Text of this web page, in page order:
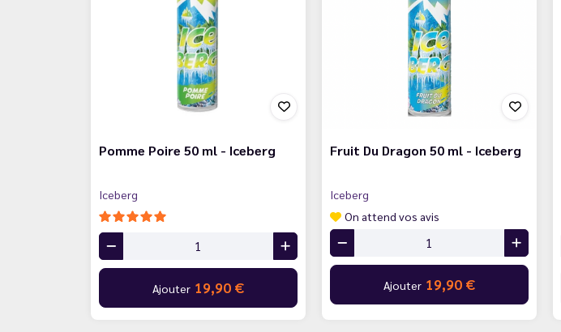
Pomme Poire 50 ml - Iceberg
Iceberg
Ajouter 19,90 €
Fruit Du Dragon 50 ml - Iceberg
Iceberg
On attend vos avis
Ajouter 19,90 €